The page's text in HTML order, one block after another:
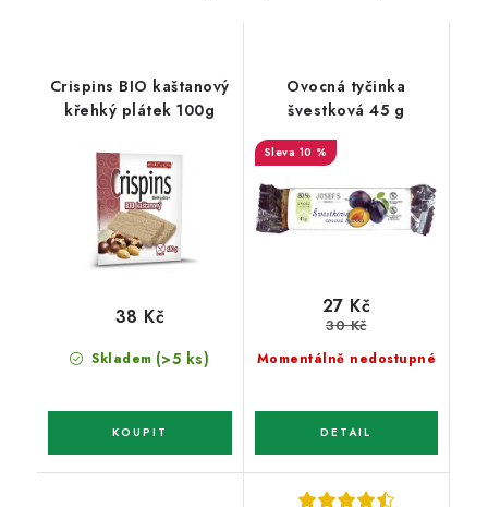
Crispins BIO kaštanový
křehký plátek 100g
Skladem (>5 ks)
38 Kč
Ovocná tyčinka
švestková 45 g
10 %
Momentálně nedostupné
27 Kč
30 Kč